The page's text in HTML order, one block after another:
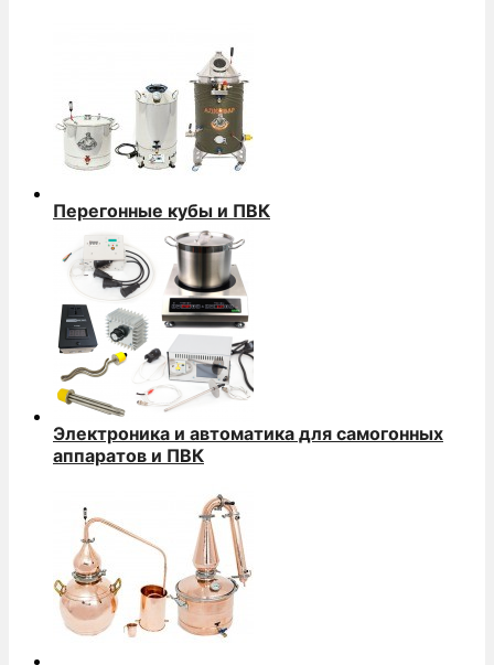
Перегонные кубы и ПВК
Электроника и автоматика для самогонных
аппаратов и ПВК